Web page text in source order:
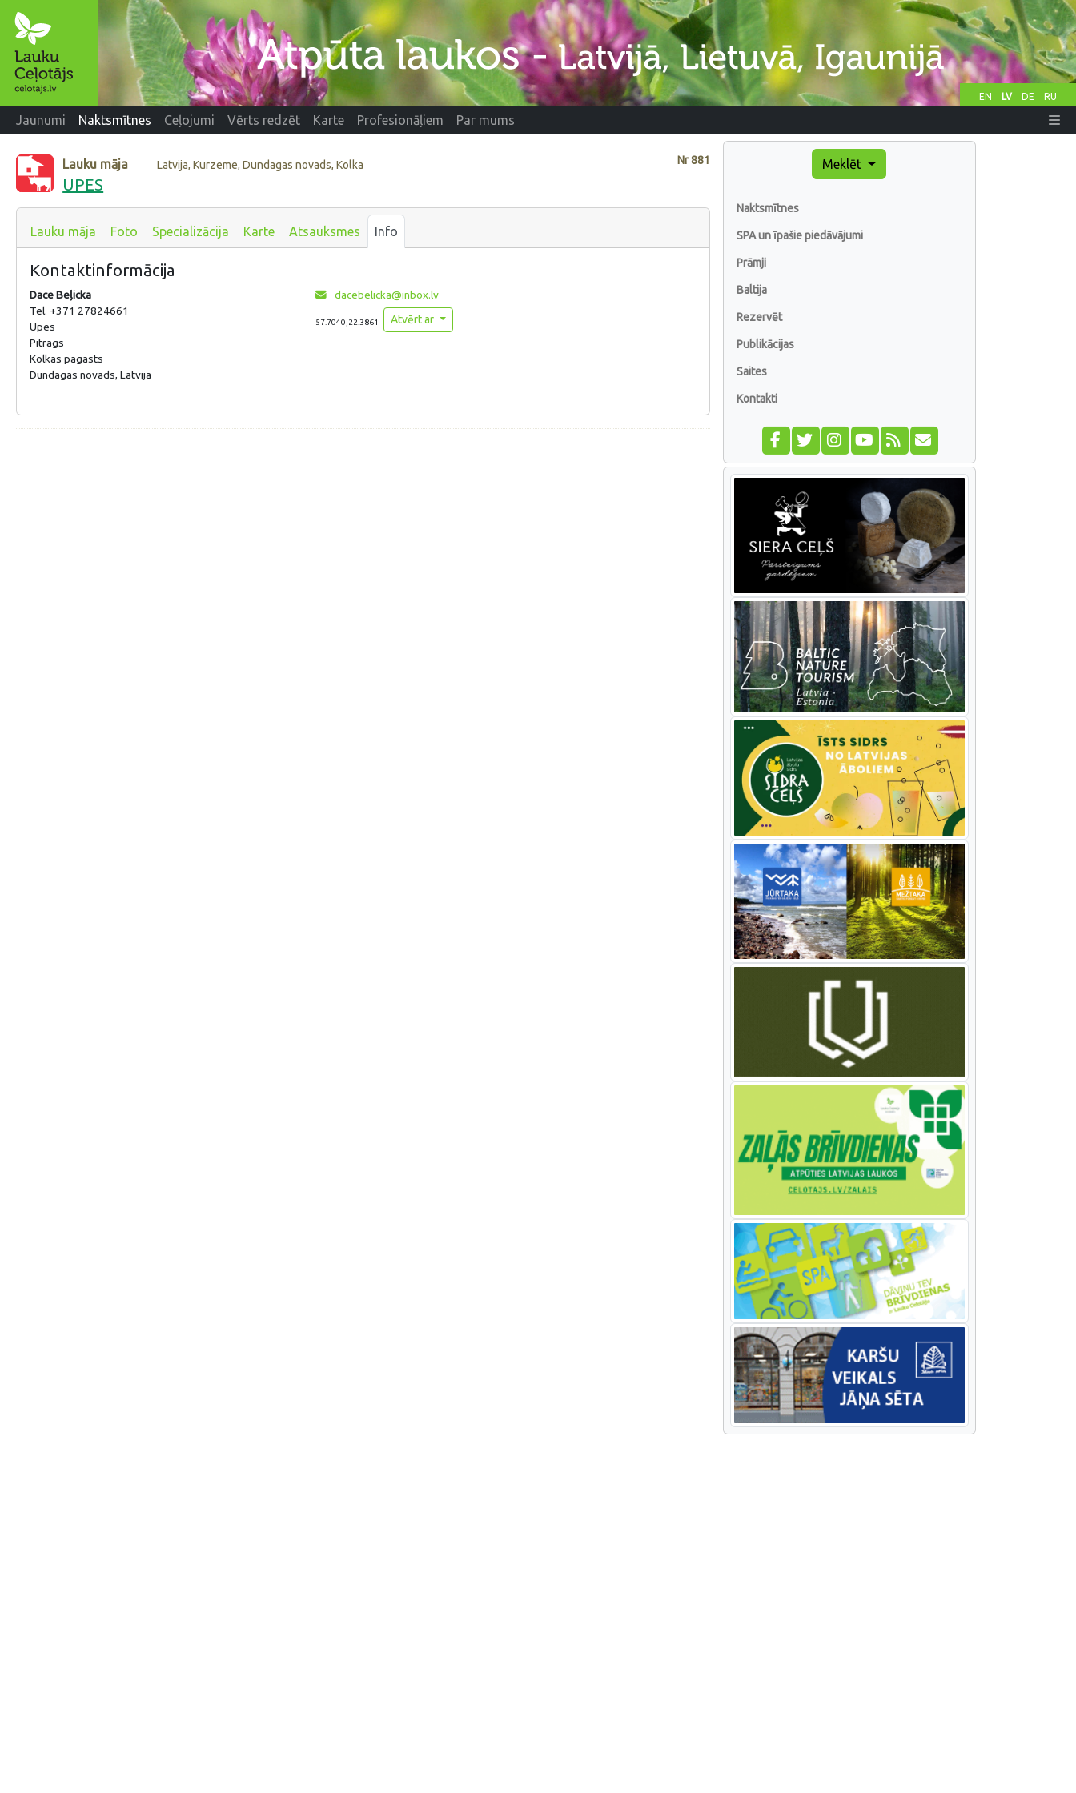
EN LV DE RU
Jaunumi Naktsmītnes Ceļojumi Vērts redzēt Karte Profesionāļiem Par mums
Nr881
Lauku māja Latvija, Kurzeme, Dundagas novads, Kolka
UPES
Lauku māja Foto Specializācija Karte Atsauksmes Info
Kontaktinformācija
Dace Beļicka
Tel. +371 27824661
Upes
Pitrags
Kolkas pagasts
Dundagas novads, Latvija
dacebelicka@inbox.lv
57.7040,22.3861 Atvērt ar
Meklēt
Naktsmītnes
SPA un īpašie piedāvājumi
Prāmji
Baltija
Rezervēt
Publikācijas
Saites
Kontakti